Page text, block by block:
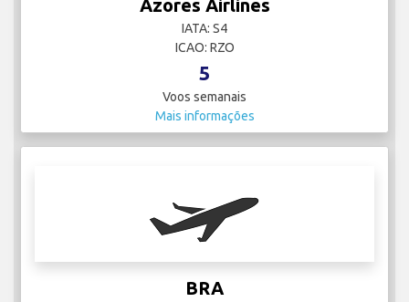
Azores Airlines
IATA: S4
ICAO: RZO
5
Voos semanais
Mais informações
BRA